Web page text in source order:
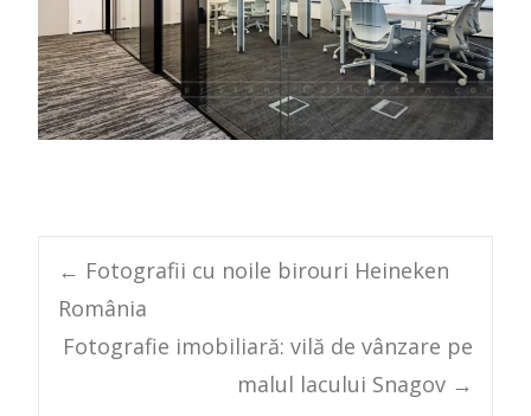
Post
navigation
← Fotografii cu noile birouri Heineken
România
Fotografie imobiliară: vilă de vânzare pe
malul lacului Snagov →